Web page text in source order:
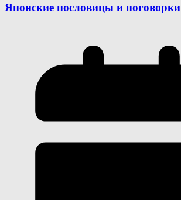
Японские пословицы и поговорки